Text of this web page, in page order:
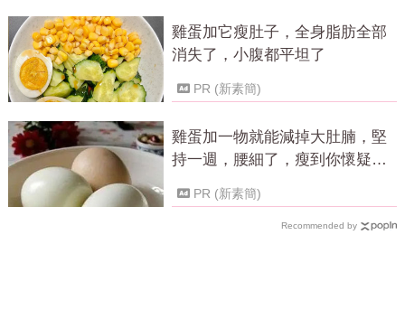
雞蛋加它瘦肚子，全身脂肪全部
消失了，小腹都平坦了
PR (新素簡)
雞蛋加一物就能減掉大肚腩，堅
持一週，腰細了，瘦到你懷疑人
PR (新素簡)
Recommended by